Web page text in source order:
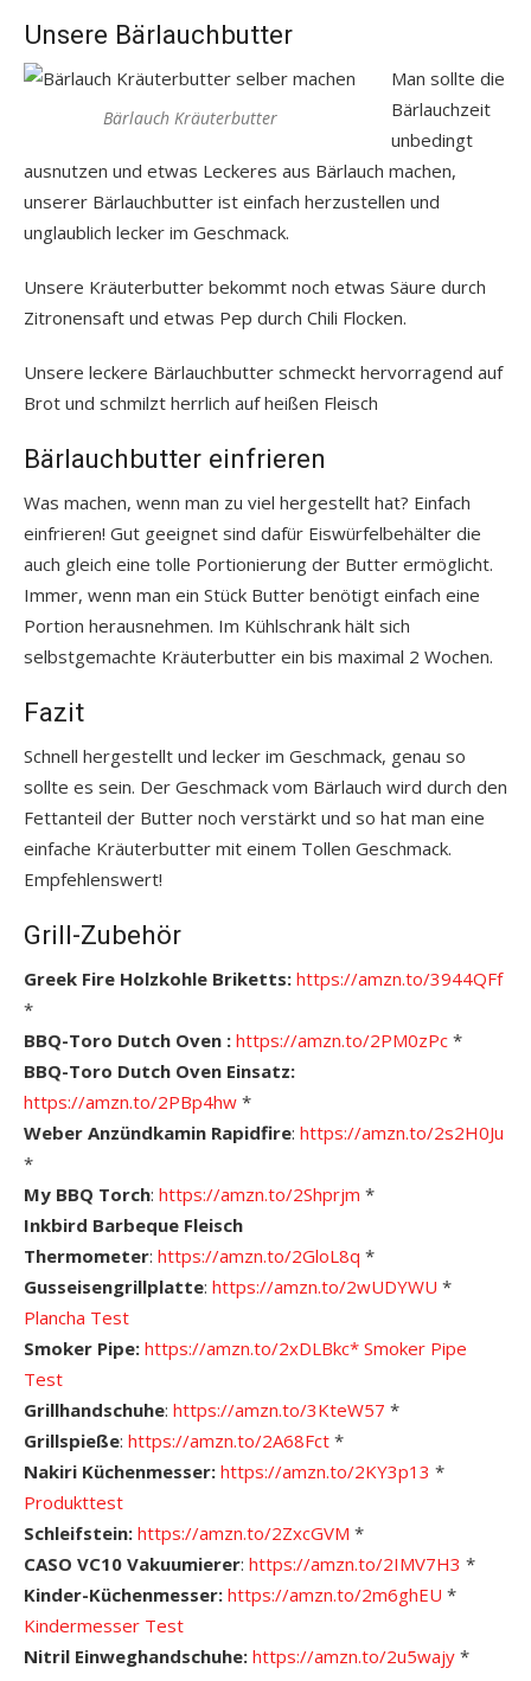
Unsere Bärlauchbutter
Bärlauch Kräuterbutter
Man sollte die
Bärlauchzeit
unbedingt
ausnutzen und etwas Leckeres aus Bärlauch machen,
unserer Bärlauchbutter ist einfach herzustellen und
unglaublich lecker im Geschmack.
Unsere Kräuterbutter bekommt noch etwas Säure durch
Zitronensaft und etwas Pep durch Chili Flocken.
Unsere leckere Bärlauchbutter schmeckt hervorragend auf
Brot und schmilzt herrlich auf heißen Fleisch
Bärlauchbutter einfrieren
Was machen, wenn man zu viel hergestellt hat? Einfach
einfrieren! Gut geeignet sind dafür Eiswürfelbehälter die
auch gleich eine tolle Portionierung der Butter ermöglicht.
Immer, wenn man ein Stück Butter benötigt einfach eine
Portion herausnehmen. Im Kühlschrank hält sich
selbstgemachte Kräuterbutter ein bis maximal 2 Wochen.
Fazit
Schnell hergestellt und lecker im Geschmack, genau so
sollte es sein. Der Geschmack vom Bärlauch wird durch den
Fettanteil der Butter noch verstärkt und so hat man eine
einfache Kräuterbutter mit einem Tollen Geschmack.
Empfehlenswert!
Grill-Zubehör
Greek Fire Holzkohle Briketts: https://amzn.to/3944QFf
*
BBQ-Toro Dutch Oven : https://amzn.to/2PM0zPc *
BBQ-Toro Dutch Oven Einsatz:
https://amzn.to/2PBp4hw *
Weber Anzündkamin Rapidfire: https://amzn.to/2s2H0Ju
*
My BBQ Torch: https://amzn.to/2Shprjm *
Inkbird Barbeque Fleisch
Thermometer: https://amzn.to/2GloL8q *
Gusseisengrillplatte: https://amzn.to/2wUDYWU *
Plancha Test
Smoker Pipe: https://amzn.to/2xDLBkc* Smoker Pipe
Test
Grillhandschuhe: https://amzn.to/3KteW57 *
Grillspieße: https://amzn.to/2A68Fct *
Nakiri Küchenmesser: https://amzn.to/2KY3p13 *
Produkttest
Schleifstein: https://amzn.to/2ZxcGVM *
CASO VC10 Vakuumierer: https://amzn.to/2IMV7H3 *
Kinder-Küchenmesser: https://amzn.to/2m6ghEU *
Kindermesser Test
Nitril Einweghandschuhe: https://amzn.to/2u5wajy *